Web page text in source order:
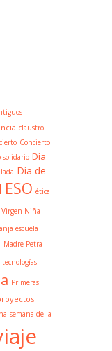
claustro
Concierto
solidario Día
Día de
ESO ética
Virgen Niña
escuela
Madre Petra
tecnologías
Primeras
semana de la